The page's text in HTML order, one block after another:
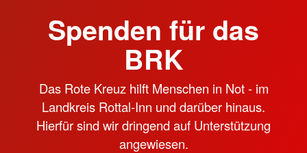
Spenden für das
BRK
Das Rote Kreuz hilft Menschen in Not - im
Landkreis Rottal-Inn und darüber hinaus.
Hierfür sind wir dringend auf Unterstützung
angewiesen.